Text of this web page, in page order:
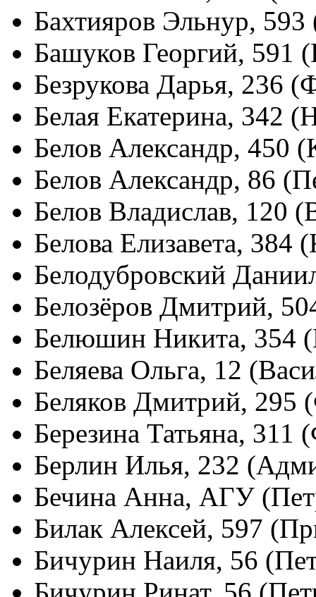
Бахтияров Эльнур,
Башуков Георгий, 591
Безрукова Дарья, 236
Белая Екатерина, 342
Белов Александр, 450
Белов Александр, 86
Белов Владислав, 120
Белова Елизавета, 384
Белодубровский
Белозёров Дмитрий,
Белюшин Никита, 354
Беляева Ольга, 12
Беляков Дмитрий, 295
Березина Татьяна, 311
Берлин Илья, 232
Бечина Анна, АГУ
Билак Алексей, 597
Бичурин Наиля, 56